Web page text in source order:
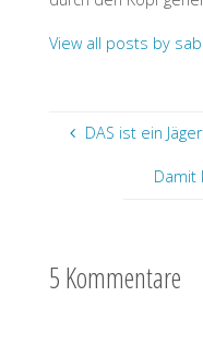
View all posts by
DAS ist ein
Damit
5 Kommentare